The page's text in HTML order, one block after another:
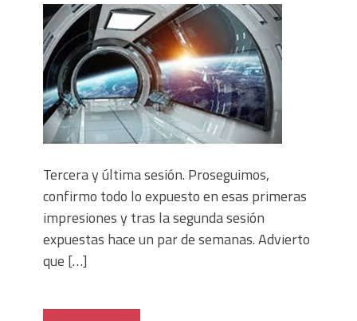
Tercera y última sesión. Proseguimos,
confirmo todo lo expuesto en esas primeras
impresiones y tras la segunda sesión
expuestas hace un par de semanas. Advierto
que […]